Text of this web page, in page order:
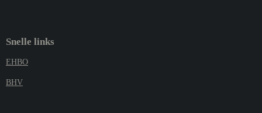
Snelle links
EHBO
BHV